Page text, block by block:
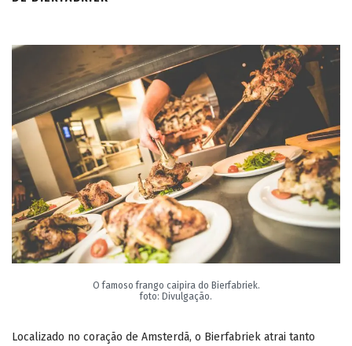
O famoso frango caipira do Bierfabriek.
foto: Divulgação.
Localizado no coração de Amsterdã, o Bierfabriek atrai tanto